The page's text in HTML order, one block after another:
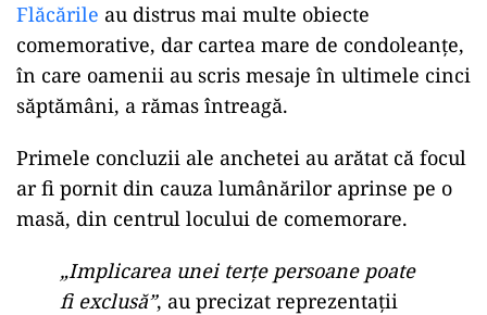
Flăcările au distrus mai multe obiecte
comemorative, dar cartea mare de condoleanțe,
în care oamenii au scris mesaje în ultimele cinci
săptămâni, a rămas întreagă.
Primele concluzii ale anchetei au arătat că focul
ar fi pornit din cauza lumânărilor aprinse pe o
masă, din centrul locului de comemorare.
„Implicarea unei terțe persoane poate
fi exclusă”, au precizat reprezentații